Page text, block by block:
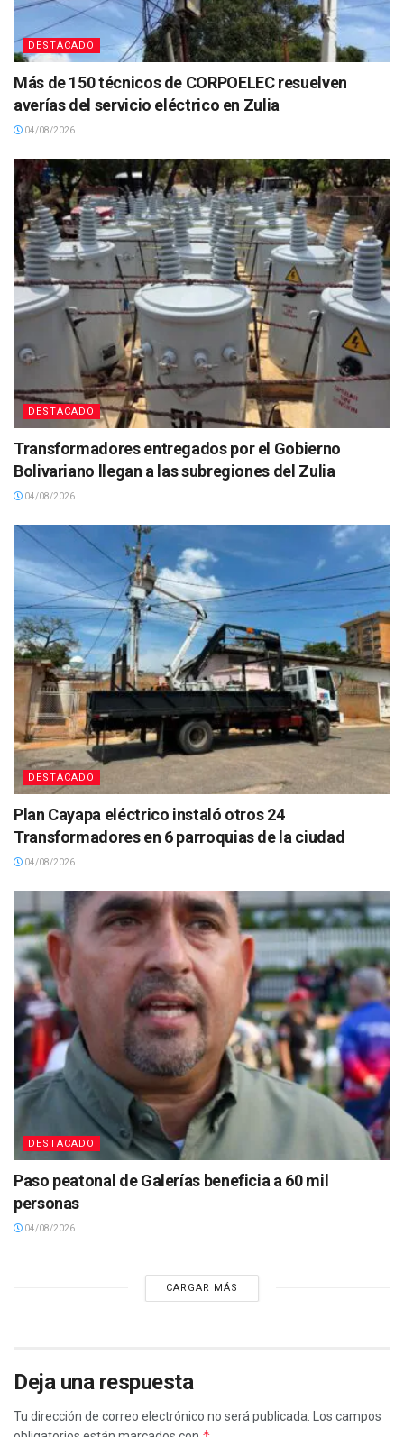
DESTACADO
Más de 150 técnicos de CORPOELEC resuelven
averías del servicio eléctrico en Zulia
04/08/2026
DESTACADO
Transformadores entregados por el Gobierno
Bolivariano llegan a las subregiones del Zulia
04/08/2026
DESTACADO
Plan Cayapa eléctrico instaló otros 24
Transformadores en 6 parroquias de la ciudad
04/08/2026
DESTACADO
Paso peatonal de Galerías beneficia a 60 mil
personas
04/08/2026
CARGAR MÁS
Deja una respuesta
Tu dirección de correo electrónico no será publicada.
Los campos